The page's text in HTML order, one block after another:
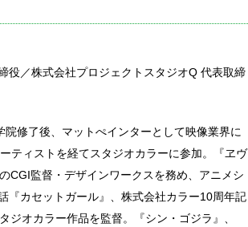
役／株式会社プロジェクトスタジオQ 代表取締
院修了後、マットぺインターとして映像業界に
ティストを経てスタジオカラーに参加。『ヱヴ
CGI監督・デザインワークスを務め、アニメシ
『カセットガール』、株式会社カラー10周年記
オカラー作品を監督。『シン・ゴジラ』、